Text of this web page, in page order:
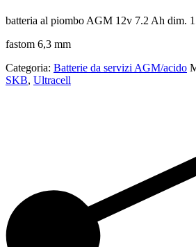
batteria al piombo AGM 12v 7.2 Ah dim.
fastom 6,3 mm
Categoria: Batterie da servizi AGM/acido
SKB, Ultracell